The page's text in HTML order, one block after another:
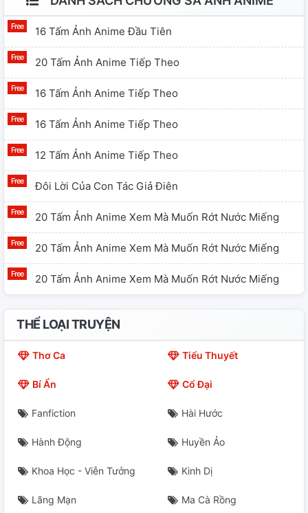
16 Tấm Ảnh Anime Đầu Tiên
20 Tấm Ảnh Anime Tiếp Theo
16 Tấm Ảnh Anime Tiếp Theo
16 Tấm Ảnh Anime Tiếp Theo
12 Tấm Ảnh Anime Tiếp Theo
Đôi Lời Của Con Tác Giả Điên
20 Tấm Ảnh Anime Xem Mà Muốn Rớt Nước Miếng
20 Tấm Ảnh Anime Xem Mà Muốn Rớt Nước Miếng
20 Tấm Ảnh Anime Xem Mà Muốn Rớt Nước Miếng
THỂ LOẠI TRUYỆN
Thơ Ca Tiểu Thuyết
Bí Ẩn Cổ Đại
Fanfiction Hài Hước
Hành Động Huyền Ảo
Khoa Học - Viễn Tưởng Kinh Dị
Lãng Mạn Ma Cà Rồng